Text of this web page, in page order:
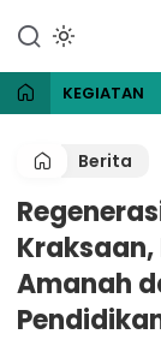
konten
KEGIATAN
Berita
Kraksaan,
Amanah